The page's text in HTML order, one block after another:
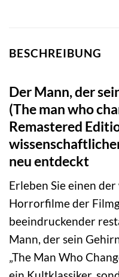
BESCHREIBUNG
Der Mann, der
(The man who
Remastered
neu entdeckt
Erleben Sie einen
Horrorfilme der
beeindruckender
Mann, der sein
„The Man Who